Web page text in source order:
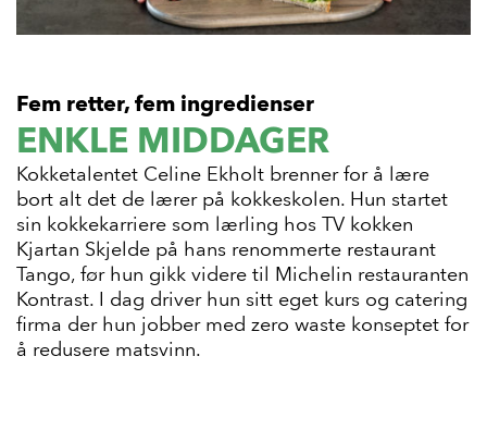
Fem retter, fem ingredienser
ENKLE MIDDAGER
Kokketalentet Celine Ekholt brenner for å lære
bort alt det de lærer på kokkeskolen. Hun startet
sin kokkekarriere som lærling hos TV kokken
Kjartan Skjelde på hans renommerte restaurant
Tango, før hun gikk videre til Michelin restauranten
Kontrast. I dag driver hun sitt eget kurs og catering
firma der hun jobber med zero waste konseptet for
å redusere matsvinn.